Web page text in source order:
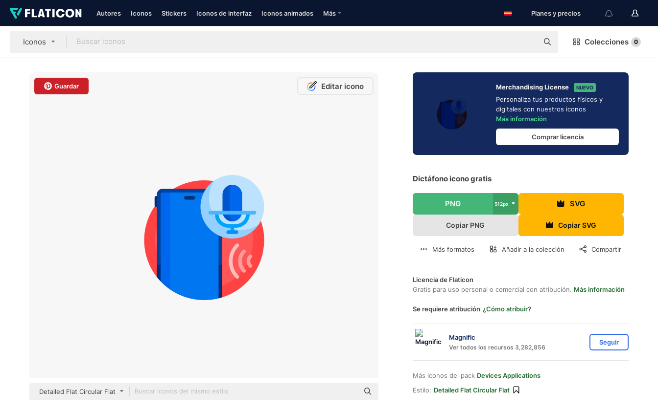
Autores Iconos Stickers Iconos de interfaz Iconos animados Más Planes y precios
Iconos Colecciones 0
Guardar Editar icono
Detailed Flat Circular Flat
Merchandising License NUEVO
Personaliza tus productos físicos y
digitales con nuestros iconos
Más información
Comprar licencia
Dictáfono icono gratis
PNG 512px SVG
Copiar PNG Copiar SVG
Más formatos Añadir a la colección Compartir
Licencia de Flaticon
Gratis para uso personal o comercial con atribución. Más información
Se requiere atribución ¿Cómo atribuir?
Magnific
Ver todos los recursos 3,282,856
Seguir
Más iconos del pack Devices Applications
Estilo: Detailed Flat Circular Flat